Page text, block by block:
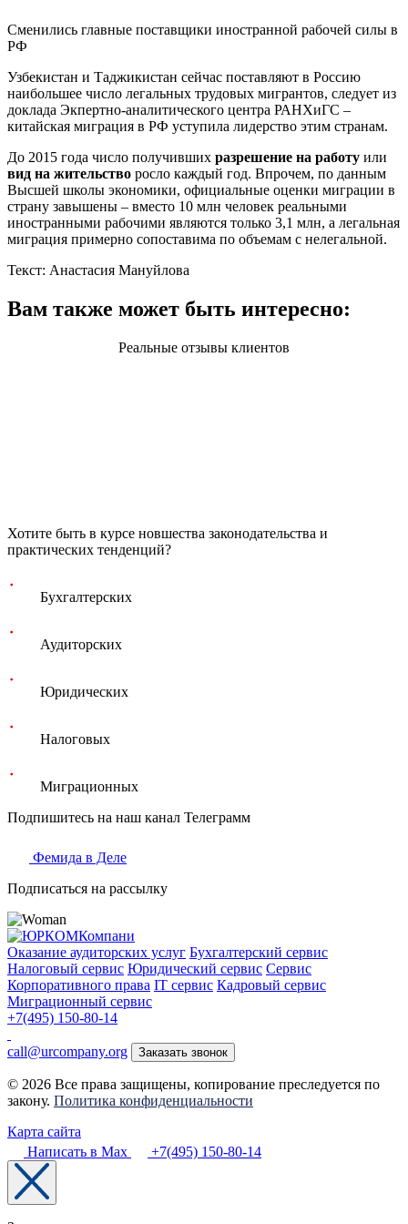
Сменились главные поставщики иностранной рабочей силы в
РФ
Узбекистан и Таджикистан сейчас поставляют в Россию
наибольшее число легальных трудовых мигрантов, следует из
доклада Экпертно-аналитического центра РАНХиГС –
китайская миграция в РФ уступила лидерство этим странам.
До 2015 года число получивших разрешение на работу или
вид на жительство росло каждый год. Впрочем, по данным
Высшей школы экономики, официальные оценки миграции в
страну завышены – вместо 10 млн человек реальными
иностранными рабочими являются только 3,1 млн, а легальная
миграция примерно сопоставима по объемам с нелегальной.
Текст: Анастасия Мануйлова
Вам также может быть интересно:
Реальные отзывы клиентов
Хотите быть в курсе новшества законодательства и
практических тенденций?
Бухгалтерских
Аудиторских
Юридических
Налоговых
Миграционных
Подпишитесь на наш канал Телеграмм
Фемида в Деле
Подписаться на рассылку
Оказание аудиторских услуг Бухгалтерский сервис
Налоговый сервис Юридический сервис Сервис
Корпоративного права IT сервис Кадровый сервис
Миграционный сервис
+7(495) 150-80-14
call@urcompany.org Заказать звонок
© 2026 Все права защищены, копирование преследуется по
закону. Политика конфиденциальности
Карта сайта
Написать в Max
+7(495) 150-80-14